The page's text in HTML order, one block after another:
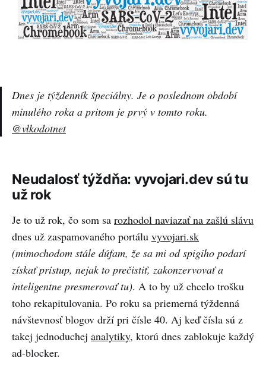
Dnes je týždenník špeciálny. Je o poslednom období
minulého roka a pritom je prvý v tomto roku.
@vlkodotnet
Neudalosť týždňa: vyvojari.dev sú tu
už rok
Je to už rok, čo som sa rozhodol naviazať na zašlú slávu
dnes už zaspamovaného portálu vyvojari.sk
(mimochodom stále dúfam, že sa mi od spigiho podarí
získať prístup, nejak to prečistiť, zakonzervovať a
inteligentne presmerovať tu). A to by už chcelo trošku
toho rekapitulovania. Po roku sa priemerná týždenná
návštevnosť blogov drží pri čísle 40. Aj keď čísla sú z
takej jednoduchej analytiky, ktorú dnes zablokuje každý
ad-blocker.